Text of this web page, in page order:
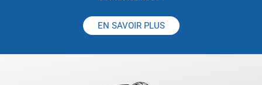
EN SAVOIR PLUS